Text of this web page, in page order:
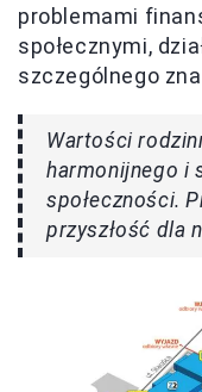
problemami
społecznymi,
szczególnego
Wartości
harmonijnego i
społeczności.
przyszłość dla